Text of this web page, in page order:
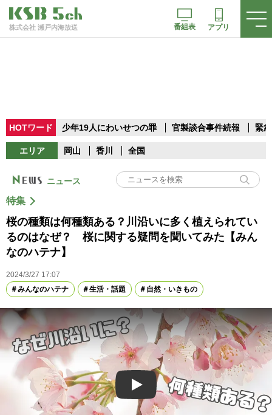
株式会社 瀬戸内海放送 番組表 アプリ
HOTワード 少年19人にわいせつの罪 官製談合事件続報 緊
エリア 岡山 香川 全国
ニュース
特集
桜の種類は何種類ある？川沿いに多く植えられてい
るのはなぜ？ 桜に関する疑問を聞いてみた【みん
なのハテナ】
2024/3/27 17:07
みんなのハテナ
生活・話題 自然・いきもの
Play